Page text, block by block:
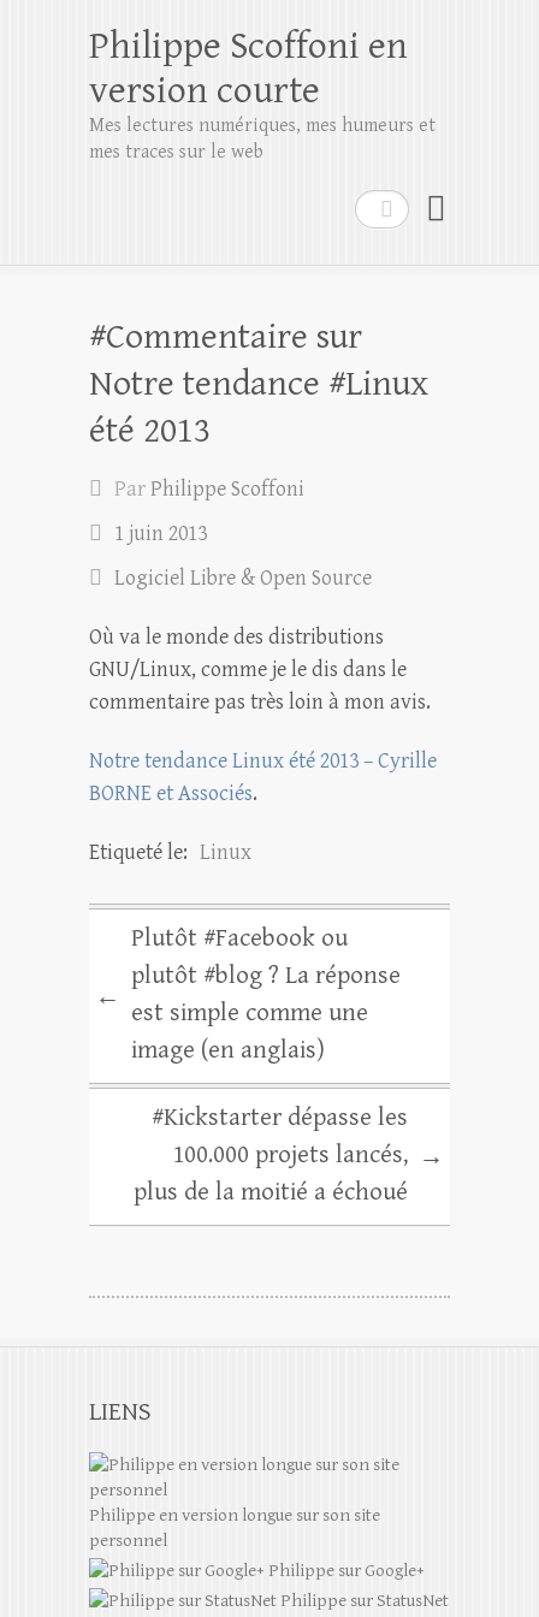
Rechercher
Philippe Scoffoni en
version courte
Mes lectures numériques, mes humeurs et
mes traces sur le web
#Commentaire sur
Notre tendance #Linux
été 2013
ParPhilippe Scoffoni
1 juin 2013
Logiciel Libre & Open Source
Où va le monde des distributions
GNU/Linux, comme je le dis dans le
commentaire pas très loin à mon avis.
Notre tendance Linux été 2013 – Cyrille
BORNE et Associés.
Etiqueté le: Linux
←
Plutôt #Facebook ou
plutôt #blog ? La réponse
est simple comme une
image (en anglais)
#Kickstarter dépasse les
100.000 projets lancés,
plus de la moitié a échoué
→
LIENS
Philippe en version longue sur son site
personnel
Philippe sur Google+
Philippe sur StatusNet